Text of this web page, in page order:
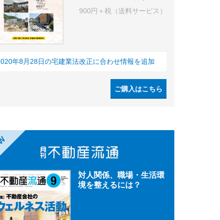
900円＋税（送料サービス）
年8月28日の宅建業法改正に合わせ情報を追加
ご購入はこちら
対人関係、職場・生活環
境を整えるには？